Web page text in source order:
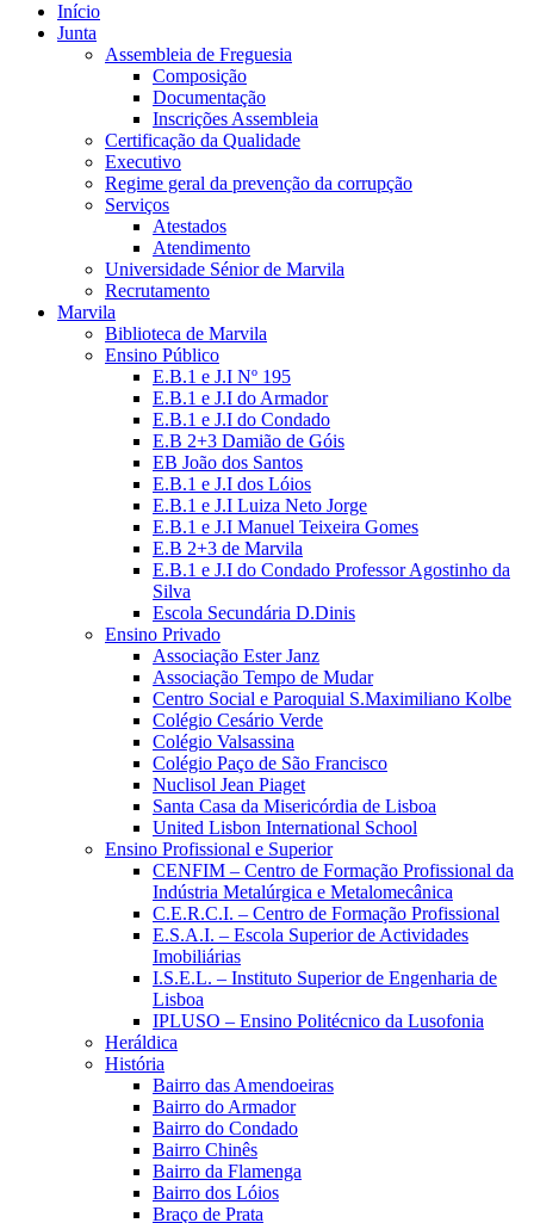
Início
Junta
Assembleia de Freguesia
Composição
Documentação
Inscrições Assembleia
Certificação da Qualidade
Executivo
Regime geral da prevenção da corrupção
Serviços
Atestados
Atendimento
Universidade Sénior de Marvila
Recrutamento
Marvila
Biblioteca de Marvila
Ensino Público
E.B.1 e J.I Nº 195
E.B.1 e J.I do Armador
E.B.1 e J.I do Condado
E.B 2+3 Damião de Góis
EB João dos Santos
E.B.1 e J.I dos Lóios
E.B.1 e J.I Luiza Neto Jorge
E.B.1 e J.I Manuel Teixeira Gomes
E.B 2+3 de Marvila
E.B.1 e J.I do Condado Professor Agostinho da
Silva
Escola Secundária D.Dinis
Ensino Privado
Associação Ester Janz
Associação Tempo de Mudar
Centro Social e Paroquial S.Maximiliano Kolbe
Colégio Cesário Verde
Colégio Valsassina
Colégio Paço de São Francisco
Nuclisol Jean Piaget
Santa Casa da Misericórdia de Lisboa
United Lisbon International School
Ensino Profissional e Superior
CENFIM – Centro de Formação Profissional da
Indústria Metalúrgica e Metalomecânica
C.E.R.C.I. – Centro de Formação Profissional
E.S.A.I. – Escola Superior de Actividades
Imobiliárias
I.S.E.L. – Instituto Superior de Engenharia de
Lisboa
IPLUSO – Ensino Politécnico da Lusofonia
Heráldica
História
Bairro das Amendoeiras
Bairro do Armador
Bairro do Condado
Bairro Chinês
Bairro da Flamenga
Bairro dos Lóios
Braço de Prata